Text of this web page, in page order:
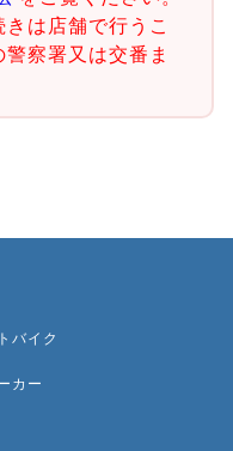
は店舗で行うこ
察署又は交番ま
バイク
カー